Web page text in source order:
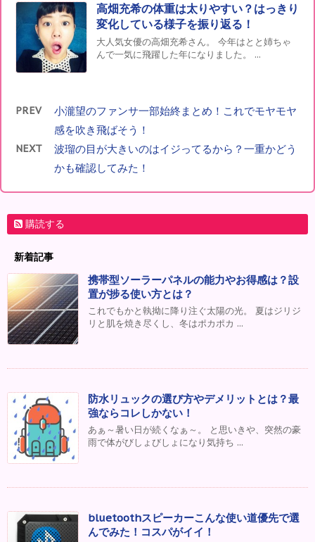
高畑充希の体重は太りやすい？はっきり
変化している様子を振り返る！
大人気女優の高畑充希さん。 今年はとと姉ちゃ
んで一気に飛躍した年になりました。 ...
PREV
小瀧望のファンサ一部始終まとめ！これでモヤモヤ
感を吹き飛ばそう！
NEXT
波瑠の目が大きいのはイジってるから？一重かどう
かも確認してみた！
購読する
新着記事
携帯型ソーラーパネルの能力やお得感は？設
置が捗る使い方とは？
これでもかと執拗に降り注ぐ太陽の光。 夏はジリジ
リと肌を焼き尽くし、冬はポカポカ ...
防水リュックの選び方やデメリットとは？最
強ならコレしかない！
あぁ～暑い日が続くなぁ～。 と思いきや、突然の豪
雨で体がびしょびしょになり気持ち ...
bluetoothスピーカーこんな使い道優先で選
んでみた！コスパがイイ！